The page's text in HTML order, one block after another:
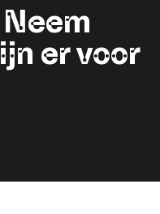
er voor